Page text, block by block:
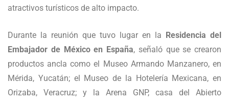
atractivos turísticos de alto impacto.
Durante la reunión que tuvo lugar en la
Residencia del
Embajador de México en España, señaló que se crearon
productos ancla como el Museo Armando Manzanero, en
Mérida, Yucatán; el Museo de la Hotelería Mexicana, en
Orizaba, Veracruz; y la Arena GNP, casa del Abierto